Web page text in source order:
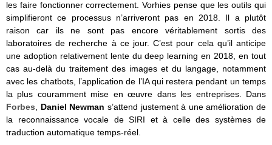
les faire fonctionner correctement. Vorhies pense que les outils qui
simplifieront ce processus n’arriveront pas en 2018. Il a plutôt
raison car ils ne sont pas encore véritablement sortis des
laboratoires de recherche à ce jour. C’est pour cela qu’il anticipe
une adoption relativement lente du deep learning en 2018, en tout
cas au-delà du traitement des images et du langage, notamment
avec les chatbots, l’application de l’IA qui restera pendant un temps
la plus couramment mise en œuvre dans les entreprises. Dans
Forbes, Daniel Newman s’attend justement à une amélioration de
la reconnaissance vocale de SIRI et à celle des systèmes de
traduction automatique temps-réel.